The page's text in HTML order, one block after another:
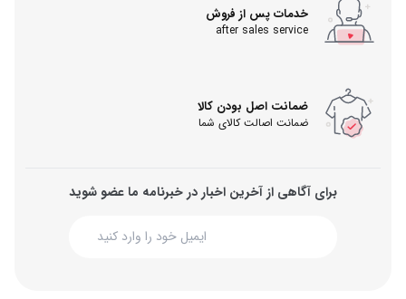
خدمات پس از فروش
after sales service
ضمانت اصل بودن کالا
ضمانت اصالت کالای شما
برای آگاهی از آخرین اخبار در خبرنامه ما عضو شوید